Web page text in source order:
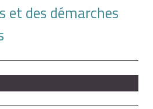
et des démarches